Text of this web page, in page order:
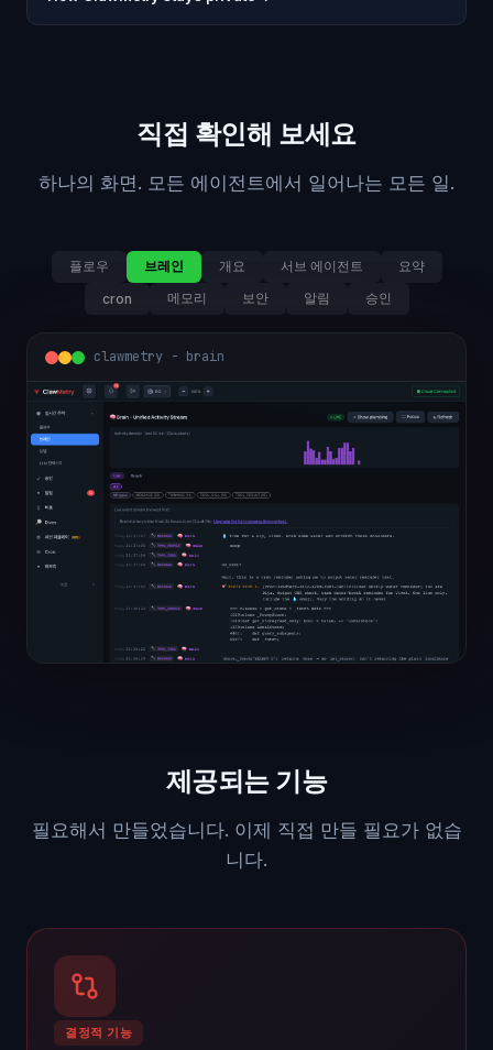
직접 확인해 보세요
하나의 화면. 모든 에이전트에서 일어나는 모든 일.
플로우 브레인 개요 서브 에이전트
요약
cron
메모리 보안 알림 승인
clawmetry - brain
제공되는 기능
필요해서 만들었습니다. 이제 직접 만들 필요가 없습
니다.
결정적 기능